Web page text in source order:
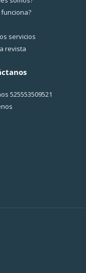
funciona?
servicios
revista
525553509521